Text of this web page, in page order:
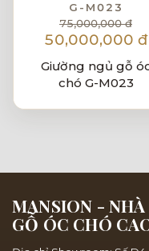
G-M023
75,000,000 đ
50,000,000 đ
Giường ngủ gỗ
chó G-M023
MANSION -
GỖ ÓC CHÓ